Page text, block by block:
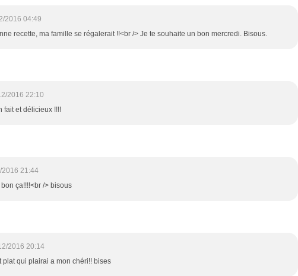
2016 04:49
recette, ma famille se régalerait !!<br /> Je te souhaite un bon mercredi. Bisous.
2016 22:10
fait et délicieux !!!!
2016 21:44
ça!!!!<br /> bisous
2016 20:14
plat qui plairai a mon chéri!! bises